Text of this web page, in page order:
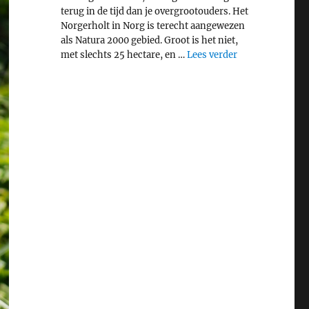
terug in de tijd dan je overgrootouders. Het
Norgerholt in Norg is terecht aangewezen
als Natura 2000 gebied. Groot is het niet,
met slechts 25 hectare, en …Lees verder"Middeleeuws